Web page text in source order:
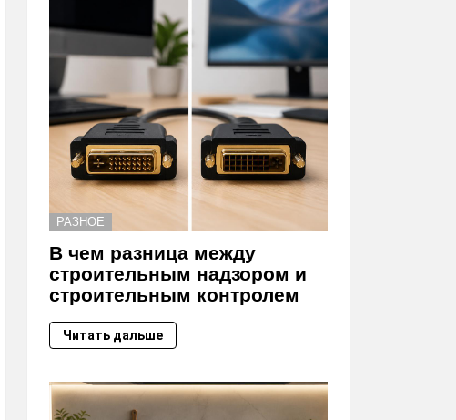
РАЗНОЕ
В чем разница между
строительным надзором и
строительным контролем
Читать дальше